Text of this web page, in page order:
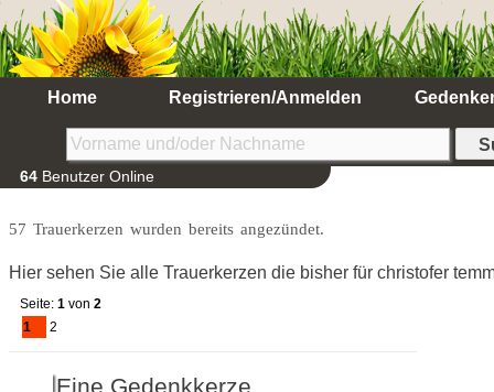
Home Registrieren/Anmelden
64 Benutzer Online
57 Trauerkerzen wurden bereits angezündet.
Hier sehen Sie alle Trauerkerzen die bisher für christofer
Seite: 1 von 2
1
2
Eine Gedenkkerze,